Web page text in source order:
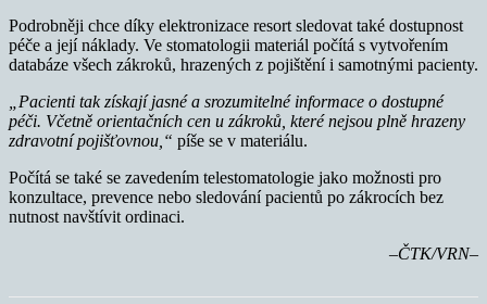
Podrobněji chce díky elektronizace resort sledovat také dostupnost
péče a její náklady. Ve stomatologii materiál počítá s vytvořením
databáze všech zákroků, hrazených z pojištění i samotnými pacienty.
„Pacienti tak získají jasné a srozumitelné informace o dostupné
péči. Včetně orientačních cen u zákroků, které nejsou plně hrazeny
zdravotní pojišťovnou,“ píše se v materiálu.
Počítá se také se zavedením telestomatologie jako možnosti pro
konzultace, prevence nebo sledování pacientů po zákrocích bez
nutnost navštívit ordinaci.
–ČTK/VRN–